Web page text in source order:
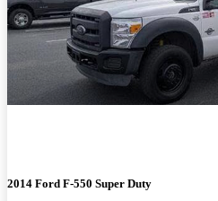
2014 Ford F-550 Super Duty